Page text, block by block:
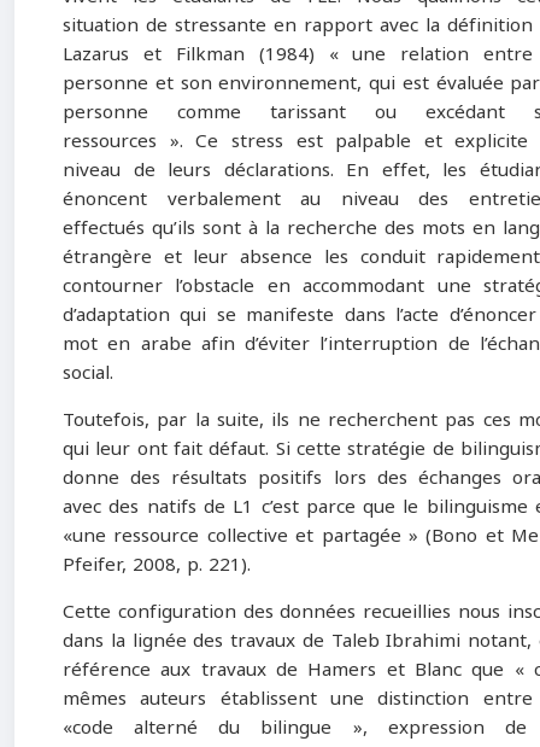
situation de stressante en rapport avec la définition
Lazarus et Filkman (1984) « une relation
personne et son environnement, qui est évaluée
personne comme tarissant ou excédant
ressources ». Ce stress est palpable et explicite
niveau de leurs déclarations. En effet, les
énoncent verbalement au niveau des
effectués qu’ils sont à la recherche des mots en
étrangère et leur absence les conduit
contourner l’obstacle en accommodant une
d’adaptation qui se manifeste dans l’acte
mot en arabe afin d’éviter l’interruption de
social.
Toutefois, par la suite, ils ne recherchent pas ces
qui leur ont fait défaut. Si cette stratégie de
donne des résultats positifs lors des échanges
avec des natifs de L1 c’est parce que le bilinguisme
«une ressource collective et partagée » (Bono et
Pfeifer, 2008, p. 221).
Cette configuration des données recueillies nous
dans la lignée des travaux de Taleb Ibrahimi notant,
référence aux travaux de Hamers et Blanc que «
mêmes auteurs établissent une distinction
«code alterné du bilingue », expression